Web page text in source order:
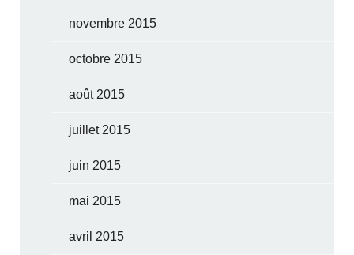
novembre 2015
octobre 2015
août 2015
juillet 2015
juin 2015
mai 2015
avril 2015